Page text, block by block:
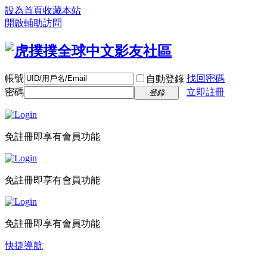
設為首頁收藏本站
開啟輔助訪問
帳號 自動登錄 找回密碼
密碼
登錄 立即註冊
免註冊即享有會員功能
免註冊即享有會員功能
免註冊即享有會員功能
快捷導航